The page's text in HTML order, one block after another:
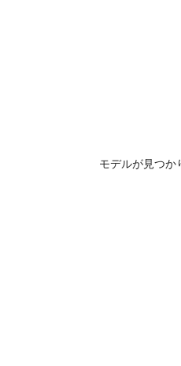
モデルが見つか